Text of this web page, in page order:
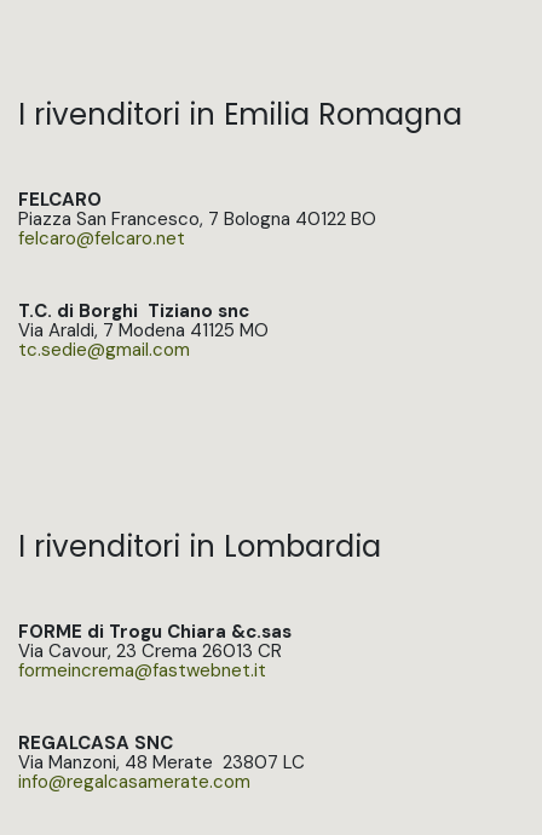
I rivenditori in Emilia Romagna
FELCARO
Piazza San Francesco, 7 Bologna 40122 BO
felcaro@felcaro.net
T.C. di Borghi Tiziano snc
Via Araldi, 7 Modena 41125 MO
tc.sedie@gmail.com
I rivenditori in Lombardia
FORME di Trogu Chiara &c.sas
Via Cavour, 23 Crema 26013 CR
formeincrema@fastwebnet.it
REGALCASA SNC
Via Manzoni, 48 Merate 23807 LC
info@regalcasamerate.com